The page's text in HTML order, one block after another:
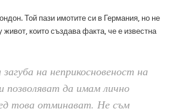
Той пази имотите си в Германия, но не
които създава факта, че е известна
на неприкосновеност на
да имам лично
това отминават. Не съм